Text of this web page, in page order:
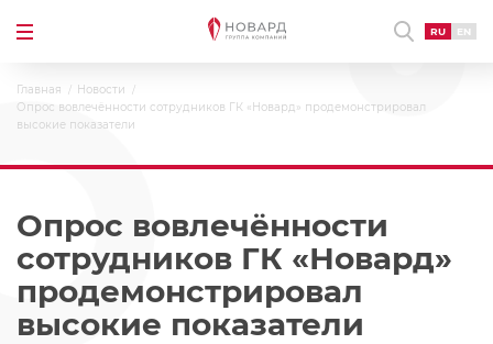
RU EN
Главная
Новости
Опрос вовлечённости сотрудников ГК «Новард» продемонстрировал
высокие показатели
Опрос вовлечённости
сотрудников ГК «Новард»
продемонстрировал
высокие показатели